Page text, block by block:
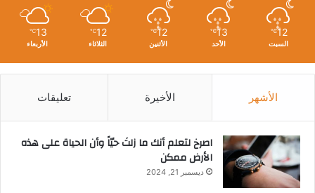
12
℃
السبت
13
℃
الأحد
12
℃
الأثنين
12
℃
الثلاثاء
13
℃
الأربعاء
الأشهر الأخيرة تعليقات
‫اصرخ لتعلم أنك ما زلتَ حيّاً وأن الحياة على هذه
الأرض ممكن
ديسمبر 21, 2024